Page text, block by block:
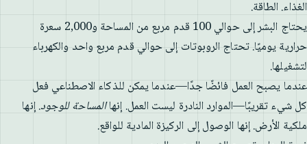
الغذاء. الطاقة.
يحتاج البشر إلى حوالي 100 قدم مربع من المساحة و2,000 سعرة
حرارية يوميًا. تحتاج الروبوتات إلى حوالي قدم مربع واحد والكهرباء
لتشغيلها.
عندما يصبح العمل فائضًا جدًا—عندما يمكن للذكاء الاصطناعي فعل
كل شيء تقريبًا—الموارد النادرة ليست العمل. إنهاالمساحة للوجود. إنها
ملكية الأرض. إنها الوصول إلى الركيزة المادية للواقع.